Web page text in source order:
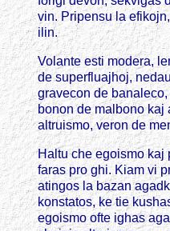
vin. Pripensu la
ilin.
Volante esti modera,
de superfluajhoj,
gravecon de
bonon de malbono kaj
altruismo, veron de
Haltu che egoismo kaj
faras pro ghi. Kiam vi
atingos la bazan
konstatos, ke tie
egoismo ofte ighas